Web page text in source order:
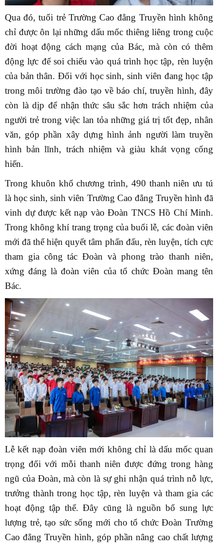
Qua đó, tuổi trẻ Trường Cao đẳng Truyền hình không
chỉ được ôn lại những dấu mốc thiêng liêng trong cuộc
đời hoạt động cách mạng của Bác, mà còn có thêm
động lực để soi chiếu vào quá trình học tập, rèn luyện
của bản thân. Đối với học sinh, sinh viên đang học tập
trong môi trường đào tạo về báo chí, truyền hình, đây
còn là dịp để nhận thức sâu sắc hơn trách nhiệm của
người trẻ trong việc lan tỏa những giá trị tốt đẹp, nhân
văn, góp phần xây dựng hình ảnh người làm truyền
hình bản lĩnh, trách nhiệm và giàu khát vọng cống
hiến.
Trong khuôn khổ chương trình, 490 thanh niên ưu tú
là học sinh, sinh viên Trường Cao đẳng Truyền hình đã
vinh dự được kết nạp vào Đoàn TNCS Hồ Chí Minh.
Trong không khí trang trọng của buổi lễ, các đoàn viên
mới đã thể hiện quyết tâm phấn đấu, rèn luyện, tích cực
tham gia công tác Đoàn và phong trào thanh niên,
xứng đáng là đoàn viên của tổ chức Đoàn mang tên
Bác.
Lễ kết nạp đoàn viên mới không chỉ là dấu mốc quan
trọng đối với mỗi thanh niên được đứng trong hàng
ngũ của Đoàn, mà còn là sự ghi nhận quá trình nỗ lực,
trưởng thành trong học tập, rèn luyện và tham gia các
hoạt động tập thể. Đây cũng là nguồn bổ sung lực
lượng trẻ, tạo sức sống mới cho tổ chức Đoàn Trường
Cao đẳng Truyền hình, góp phần nâng cao chất lượng